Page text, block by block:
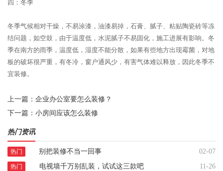
四：冬季
冬季气候相对干燥，不易涂漆，油漆易掉，石膏、腻子、粘贴陶瓷砖等冻
结问题，如空鼓，由于温度低，水泥腻子不易固化，施工进展有影响。冬
季在南方的雨季，温度低，湿度不能分散，如果有些地方出现霉菌，对地
板的破坏很严重，有冬冷，窗户通风少，有害气体难以释放，因此冬季不
宜装修。
上一篇： 企业办公室要怎么装修？
下一篇： 小房间应该怎么装修
热门资讯
热门 别把装修不当一回事 02-07
热门 电视墙千万别乱装，试试这三款吧 11-26